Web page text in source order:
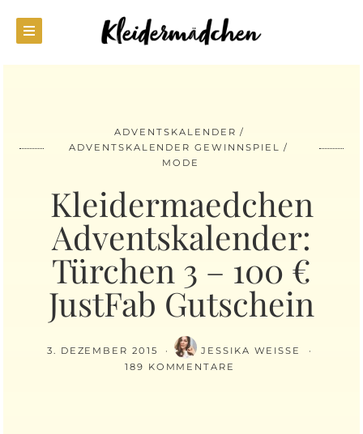
ADVENTSKALENDER
ADVENTSKALENDER GEWINNSPIEL
MODE
Kleidermaedchen
Adventskalender:
Türchen 3 – 100 €
JustFab Gutschein
3. DEZEMBER 2015
JESSIKA WEISSE
189 KOMMENTARE